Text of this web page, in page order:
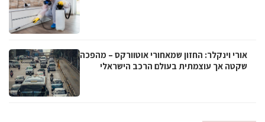
אורי וינקלר: החזון שמאחורי אוטוורקס – מהפכה
שקטה אך עוצמתית בעולם הרכב הישראלי